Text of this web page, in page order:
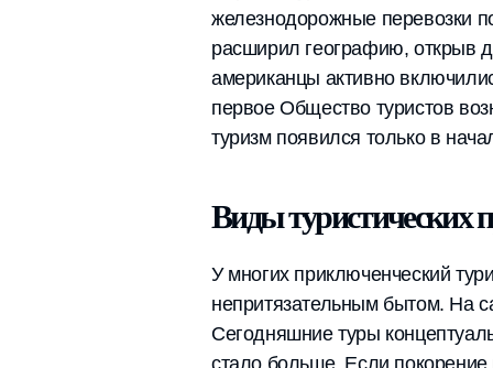
железнодорожные перевозки
расширил географию, открыв
американцы активно
первое Общество туристов
туризм появился только в
Виды туристических
У многих приключенческий
непритязательным бытом. На
Сегодняшние туры
стало больше. Если